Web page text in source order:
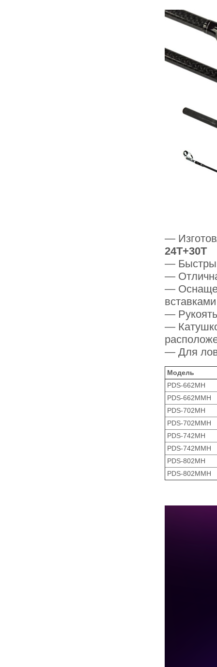
—
24T+30T
—
—
—
—
—
— Для
Модель
PDS-662MH
PDS-662MMH
PDS-702MH
PDS-702MMH
PDS-742MH
PDS-742MMH
PDS-802MH
PDS-802MMH